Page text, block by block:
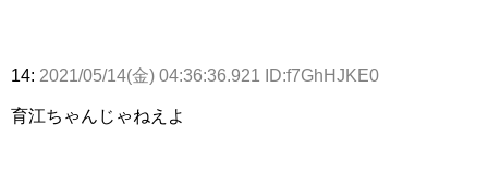
14: 2021/05/14(金) 04:36:36.921 ID:f7GhHJKE0
育江ちゃんじゃねえよ